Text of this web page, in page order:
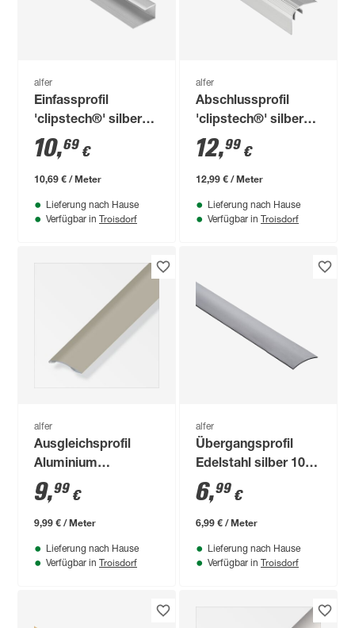
alfer
Einfassprofil
'clipstech®' silber
eloxiert,
selbstklebend 1000
x 30 x 14 mm
10,69 €
10,69 € / Meter
Lieferung nach Hause
Verfügbar in Troisdorf
alfer
Abschlussprofil
'clipstech®' silber
1000 x 27 mm
12,99 €
12,99 € / Meter
Lieferung nach Hause
Verfügbar in Troisdorf
alfer
Ausgleichsprofil
Aluminium
titanfarben 38,5 x 7,5
mm
9,99 €
9,99 € / Meter
Lieferung nach Hause
Verfügbar in Troisdorf
alfer
Übergangsprofil
Edelstahl silber 1000
x 30 mm
6,99 €
6,99 € / Meter
Lieferung nach Hause
Verfügbar in Troisdorf